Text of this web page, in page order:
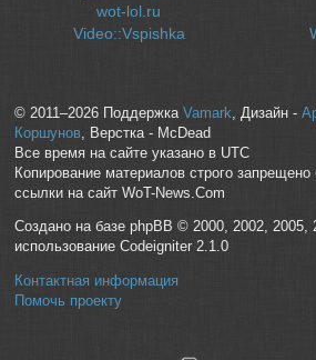
wot-lol.ru
Video::Vspishka
© 2011–2026 Поддержка Vamark , Дизайн -
Коршунов, Верстка - McDead
Все время на сайте указано в UTC
Копирование материалов строго запрещено
ссылки на сайт WoT-News.Com
Создано на базе phpBB © 2000, 2002, 2005,
использование Codeigniter 2.1.0
Контактная информация
Помочь проекту